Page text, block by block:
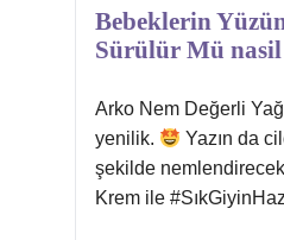
Bebeklerin
Sürülür Mü
Arko Nem Değerli
yenilik.
Yazın da
şekilde
Krem ile